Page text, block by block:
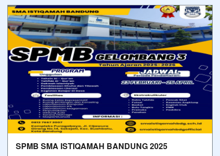
SPMB SMA ISTIQAMAH BANDUNG 2025